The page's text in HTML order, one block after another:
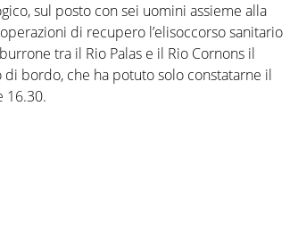
sul posto con sei uomini assieme alla
di recupero l’elisoccorso sanitario
tra il Rio Palas e il Rio Cornons il
bordo, che ha potuto solo constatarne il
16.30.